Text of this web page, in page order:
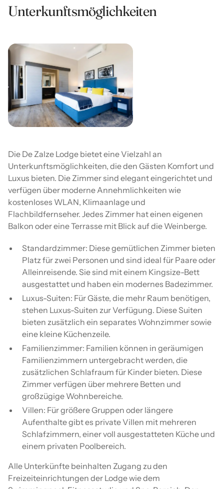
Unterkunftsmöglichkeiten
Die De Zalze Lodge bietet eine Vielzahl an
Unterkunftsmöglichkeiten, die den Gästen Komfort und
Luxus bieten. Die Zimmer sind elegant eingerichtet und
verfügen über moderne Annehmlichkeiten wie
kostenloses WLAN, Klimaanlage und
Flachbildfernseher. Jedes Zimmer hat einen eigenen
Balkon oder eine Terrasse mit Blick auf die Weinberge.
Standardzimmer: Diese gemütlichen Zimmer bieten
Platz für zwei Personen und sind ideal für Paare oder
Alleinreisende. Sie sind mit einem Kingsize-Bett
ausgestattet und haben ein modernes Badezimmer.
Luxus-Suiten: Für Gäste, die mehr Raum benötigen,
stehen Luxus-Suiten zur Verfügung. Diese Suiten
bieten zusätzlich ein separates Wohnzimmer sowie
eine kleine Küchenzeile.
Familienzimmer: Familien können in geräumigen
Familienzimmern untergebracht werden, die
zusätzlichen Schlafraum für Kinder bieten. Diese
Zimmer verfügen über mehrere Betten und
großzügige Wohnbereiche.
Villen: Für größere Gruppen oder längere
Aufenthalte gibt es private Villen mit mehreren
Schlafzimmern, einer voll ausgestatteten Küche und
einem privaten Poolbereich.
Alle Unterkünfte beinhalten Zugang zu den
Freizeiteinrichtungen der Lodge wie dem